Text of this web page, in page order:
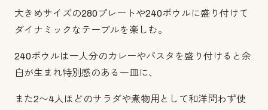
大きめサイズの280プレートや240ボウルに盛り付けて
ダイナミックなテーブルを楽しむ。
240ボウルは一人分のカレーやパスタを盛り付けると余
白が生まれ特別感のある一皿に、
また2〜4人ほどのサラダや煮物用として和洋問わず使